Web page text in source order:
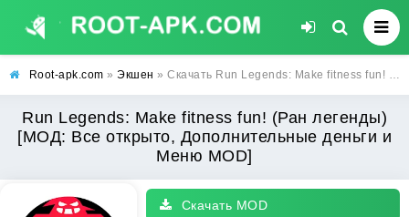
Root-apk.com » Экшен » Скачать Run Legends: Make fitness fun! (Ран легенды) [МОД: Все открыто, Дополнительные деньги и Меню MOD] | Взлом Run Legends: Make fitness fun! на Андроид
Run Legends: Make fitness fun! (Ран легенды)
[МОД: Все открыто, Дополнительные деньги и
Меню MOD]
Скачать MOD